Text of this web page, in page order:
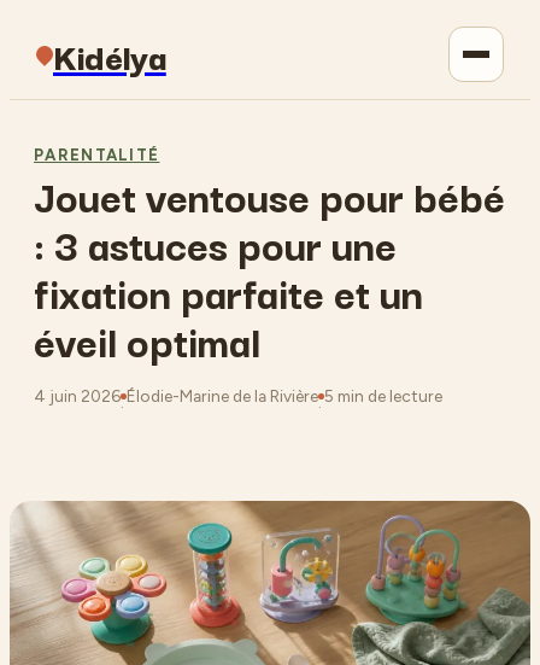
Kidélya
Maison
Jardinage
Lifestyle
PARENTALITÉ
Jouet ventouse pour bébé
: 3 astuces pour une
fixation parfaite et un
éveil optimal
4 juin 2026
·
Élodie-Marine de la Rivière
·
5 min de lecture